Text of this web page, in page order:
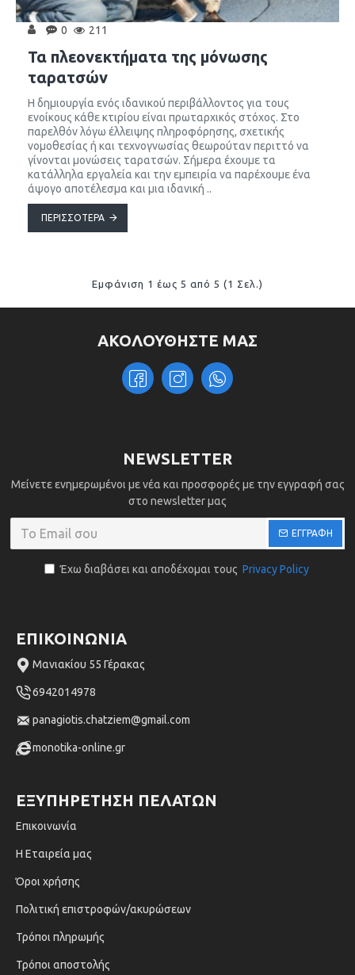
0 211
Τα πλεονεκτήματα της μόνωσης
ταρατσών
Η δημιουργία ενός ιδανικού περιβάλλοντος για τους
ενοίκους κάθε κτιρίου είναι πρωταρχικός στόχος. Στο
παρελθόν λόγω έλλειψης πληροφόρησης, σχετικής
νομοθεσίας ή και τεχνογνωσίας θεωρούταν περιττό να
γίνονται μονώσεις ταρατσών. Σήμερα έχουμε τα
κατάλληλα εργαλεία και την εμπειρία να παρέχουμε ένα
άψογο αποτέλεσμα και μια ιδανική ..
ΠΕΡΙΣΣΌΤΕΡΑ
Εμφάνιση 1 έως 5 από 5 (1 Σελ.)
ΑΚΟΛΟΥΘΗΣΤΕ ΜΑΣ
NEWSLETTER
Μείνετε ενημερωμένοι με νέα και προσφορές με την εγγραφή σας
στο newsletter μας
ΕΓΓΡΑΦΗ
Έχω διαβάσει και αποδέχομαι τους Privacy Policy
ΕΠΙΚΟΙΝΩΝΙΑ
Μανιακίου 55 Γέρακας
6942014978
panagiotis.chatziem@gmail.com
monotika-online.gr
ΕΞΥΠΗΡΈΤΗΣΗ ΠΕΛΑΤΏΝ
Επικοινωνία
Η Εταιρεία μας
Όροι χρήσης
Πολιτική επιστροφών/ακυρώσεων
Τρόποι πληρωμής
Τρόποι αποστολής